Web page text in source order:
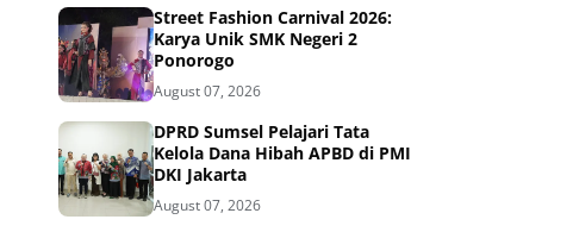
Street Fashion Carnival 2026:
Karya Unik SMK Negeri 2
Ponorogo
August 07, 2026
DPRD Sumsel Pelajari Tata
Kelola Dana Hibah APBD di PMI
DKI Jakarta
August 07, 2026